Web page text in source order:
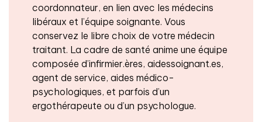
coordonnateur, en lien avec les médecins
libéraux et l’équipe soignante. Vous
conservez le libre choix de votre médecin
traitant. La cadre de santé anime une équipe
composée d’infirmier.ères, aidessoignant.es,
agent de service, aides médico-
psychologiques, et parfois d’un
ergothérapeute ou d’un psychologue.